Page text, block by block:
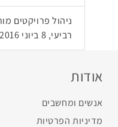
ניהול פרויקטים
רביעי, 8 ביוני 2016, 10:30
אודות
אנשים ומחשבים
מדיניות הפרטיות